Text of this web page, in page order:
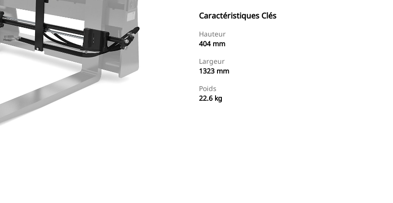
Caractéristiques Clés
Hauteur
404 mm
Largeur
1323 mm
Poids
22.6 kg